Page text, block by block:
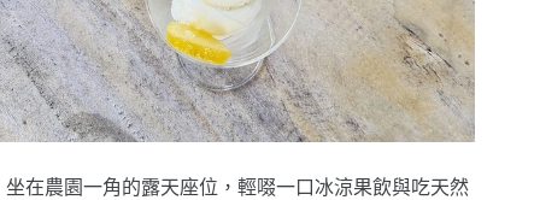
坐在農園一角的露天座位，輕啜一口冰涼果飲與吃天然